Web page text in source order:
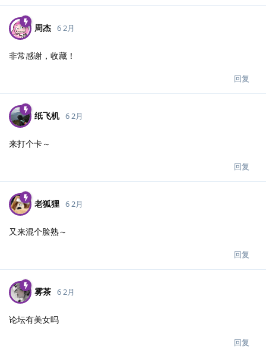
周杰 6 2月
非常感谢，收藏！
回复
纸飞机 6 2月
来打个卡～
回复
老狐狸 6 2月
又来混个脸熟～
回复
雾茶 6 2月
论坛有美女吗
回复